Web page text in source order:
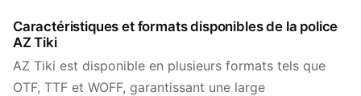
Caractéristiques et formats disponibles de la police
AZ Tiki
AZ Tiki est disponible en plusieurs formats tels que
OTF, TTF et WOFF, garantissant une large